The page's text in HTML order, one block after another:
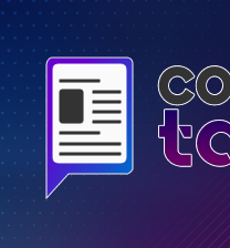
Saltar
al
contenido